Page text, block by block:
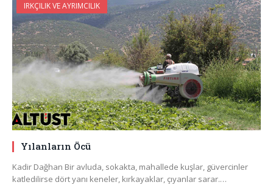
IRKÇILIK VE AYRIMCILIK
Yılanların Öcü
Kadir Dağhan Bir avluda, sokakta, mahallede kuşlar, güvercinler
katledilirse dört yanı keneler, kırkayaklar, çıyanlar sarar.…